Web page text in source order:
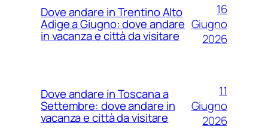
Dove andare in Trentino Alto
Adige a Giugno: dove andare
in vacanza e città da visitare
16
Giugno
2026
Dove andare in Toscana a
Settembre: dove andare in
vacanza e città da visitare
11
Giugno
2026